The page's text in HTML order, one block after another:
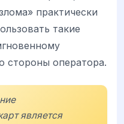
практически
такие
стороны оператора.
является